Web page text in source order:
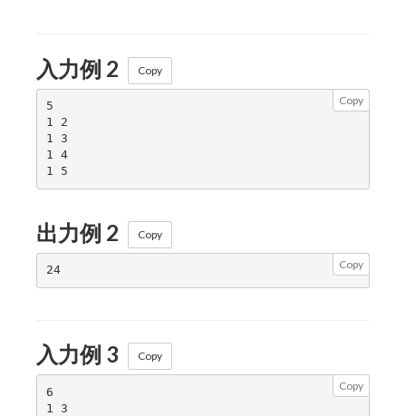
入力例 2 Copy
Copy
5
1 2
1 3
1 4
出力例 2 Copy
Copy
24
入力例 3 Copy
Copy
6
1 3